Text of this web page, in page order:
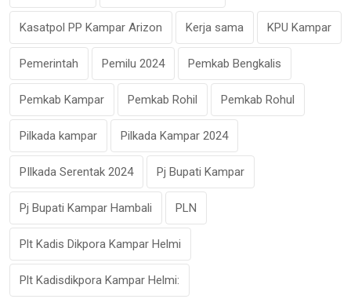
Kasatpol PP Kampar Arizon Kerja sama KPU Kampar
Pemerintah Pemilu 2024 Pemkab Bengkalis
Pemkab Kampar Pemkab Rohil Pemkab Rohul
Pilkada kampar Pilkada Kampar 2024
PIlkada Serentak 2024 Pj Bupati Kampar
Pj Bupati Kampar Hambali PLN
Plt Kadis Dikpora Kampar Helmi
Plt Kadisdikpora Kampar Helmi: